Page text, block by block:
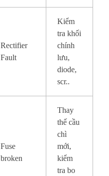
Rectifier
Fault
Kiểm
tra khối
chính
lưu,
diode,
scr..
Fuse
broken
Thay
thế cầu
chì
mới,
kiểm
tra bo